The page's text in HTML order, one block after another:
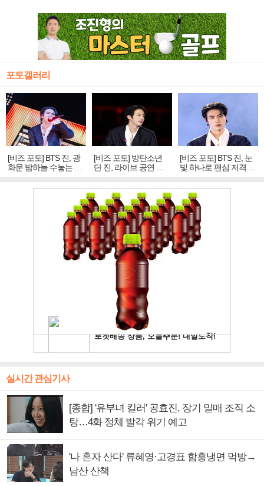
포토갤러리
[비즈 포토] BTS 진, 광
화문 밤하늘 수놓는 '비
주얼 킹'의 열창
[비즈 포토] 방탄소년
단 진, 라이브 공연 중
빛나는 독보적 아우라
[비즈 포토] BTS 진, 눈
빛 하나로 팬심 저격…
독보적 카리스마
실시간 관심기사
[종합] '유부녀 킬러' 공효진, 장기 밀매 조직 소
탕…4화 정체 발각 위기 예고
'나 혼자 산다' 류혜영·고경표 함흥냉면 먹방→
남산 산책